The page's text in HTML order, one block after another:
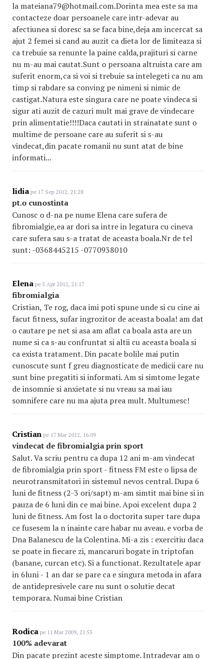
la mateiana79@hotmail.com.Dorinta mea este sa ma
contacteze doar persoanele care intr-adevar au
afectiunea si doresc sa se faca bine,deja am incercat sa
ajut 2 femei si cand au auzit ca dieta lor de limiteaza si
ca trebuie sa renunte la paine calda,prajituri si carne
nu m-au mai cautat.Sunt o persoana altruista care am
suferit enorm,ca si voi si trebuie sa intelegeti ca nu am
timp si rabdare sa conving pe nimeni si nimic de
castigat.Natura este singura care ne poate vindeca si
sigur ati auzit de cazuri mult mai grave de vindecare
prin alimentatie!!!!Daca cautati in strainatate sunt o
multime de persoane care au suferit si s-au
vindecat,din pacate romanii nu sunt atat de bine
informati...
lidia pe 17 Sep 2012, 21:28
pt.o cunostinta
Cunosc o d-na pe nume Elena care sufera de
fibromialgie,ea ar dori sa intre in legatura cu cineva
care sufera sau s-a tratat de aceasta boala.Nr de tel
sunt: -0368445215 -0770938010
Elena pe 5 Apr 2012, 21:17
fibromialgia
Cristian, Te rog, daca imi poti spune unde si cu cine ai
facut fitness, sufar ingrozitor de aceasta boala! am dat
o cautare pe net si asa am aflat ca boala asta are un
nume si ca s-au confruntat si altii cu aceasta boala si
ca exista tratament. Din pacate bolile mai putin
cunoscute sunt f greu diagnosticate de medicii care nu
sunt bine pregatiti si informati. Am si simtome legate
de insomnie si anxietate si nu vreau sa mai iau
somnifere care nu ma ajuta prea mult. Multumesc!
Cristian pe 17 Mar 2012, 16:09
vindecat de fibromialgia prin sport
Salut. Va scriu pentru ca dupa 12 ani m-am vindecat
de fibromialgia prin sport - fitness FM este o lipsa de
neurotransmitatori in sistemul nevos central. Dupa 6
luni de fitness (2-3 ori/sapt) m-am simtit mai bine si in
pauza de 6 luni din ce mai bine. Apoi excelent dupa 2
luni de fitness. Am fost la o doctorita super tare dupa
ce fusesem la n inainte care habar nu aveau. e vorba de
Dna Balanescu de la Colentina. Mi-a zis : exercitiu daca
se poate in fiecare zi, mancaruri bogate in triptofan
(banane, curcan etc). Si a functionat. Rezultatele apar
in 6luni - 1 an dar se pare ca e singura metoda in afara
de antidepresivele care nu sunt o solutie decat
temporara. Numai bine Cristian
Rodica pe 11 Mar 2009, 21:55
100% adevarat
Din pacate prezint aceste simptome. Intradevar am o